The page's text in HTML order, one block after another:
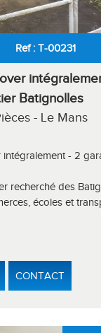
Ref : T-00231
Batignolles
- Le Mans
intégralement - 2
recherché des
écoles et
CONTACT